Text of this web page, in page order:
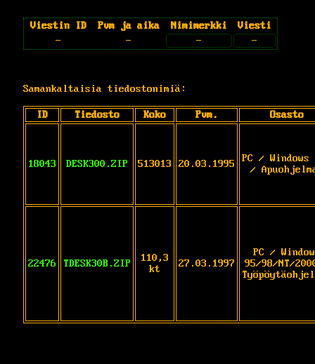
Viestin ID Pvm ja aika Nimimerkki
Viesti
-
- - -
Samankaltaisia tiedostonimiä:
ID Tiedosto Koko Pvm. Osasto
18043 DESK300.ZIP 513013 20.03.1995
PC /
/
22476 TDESK30B.ZIP
110,3
kt
27.03.1997
PC /
95/98/NT/